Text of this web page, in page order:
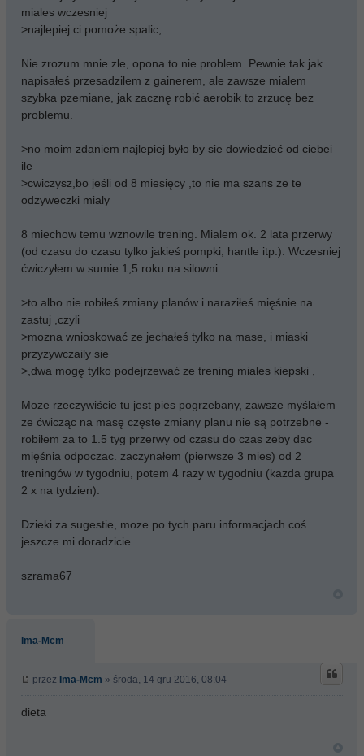
miales wczesniej
>najlepiej ci pomoże spalic,
Nie zrozum mnie zle, opona to nie problem. Pewnie tak jak
napisałeś przesadzilem z gainerem, ale zawsze mialem
szybka pzemiane, jak zacznę robić aerobik to zrzucę bez
problemu.
>no moim zdaniem najlepiej było by sie dowiedzieć od ciebei
ile
>cwiczysz,bo jeśli od 8 miesięcy ,to nie ma szans ze te
odzyweczki mialy
8 miechow temu wznowile trening. Mialem ok. 2 lata przerwy
(od czasu do czasu tylko jakieś pompki, hantle itp.). Wczesniej
ćwiczyłem w sumie 1,5 roku na silowni.
>to albo nie robiłeś zmiany planów i naraziłeś mięśnie na
zastuj ,czyli
>mozna wnioskować ze jechałeś tylko na mase, i miaski
przyzywczaily sie
>,dwa mogę tylko podejrzewać ze trening miales kiepski ,
Moze rzeczywiście tu jest pies pogrzebany, zawsze myślałem
ze ćwicząc na masę częste zmiany planu nie są potrzebne -
robiłem za to 1.5 tyg przerwy od czasu do czas zeby dac
mięśnia odpoczac. zaczynałem (pierwsze 3 mies) od 2
treningów w tygodniu, potem 4 razy w tygodniu (kazda grupa
2 x na tydzien).
Dzieki za sugestie, moze po tych paru informacjach coś
jeszcze mi doradzicie.
szrama67
Ima-Mcm
przez Ima-Mcm » środa, 14 gru 2016, 08:04
dieta